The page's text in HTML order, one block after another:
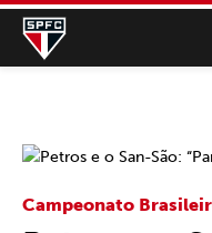
Campeonato